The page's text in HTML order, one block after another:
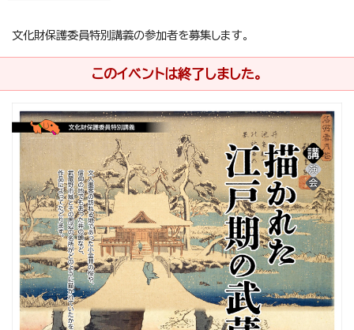
文化財保護委員特別講義の参加者を募集します。
このイベントは終了しました。